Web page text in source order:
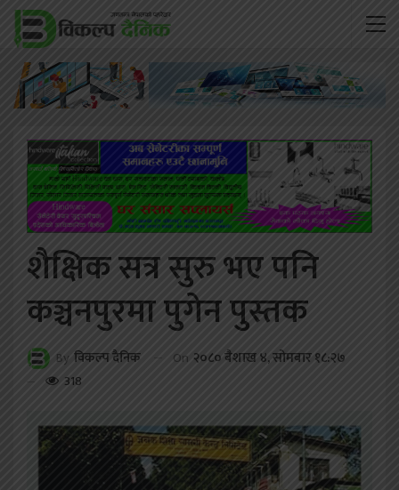
शैक्षिक सत्र सुरु भए पनि
कञ्चनपुरमा पुगेन पुस्तक
By विकल्प दैनिक On २०८० बैशाख ४, सोमबार १८:२७
318